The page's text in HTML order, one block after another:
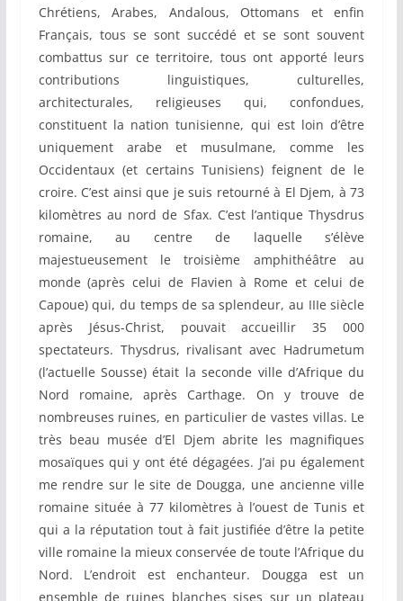
Chrétiens, Arabes, Andalous, Ottomans et enfin
Français, tous se sont succédé et se sont souvent
combattus sur ce territoire, tous ont apporté leurs
contributions linguistiques, culturelles,
architecturales, religieuses qui, confondues,
constituent la nation tunisienne, qui est loin d’être
uniquement arabe et musulmane, comme les
Occidentaux (et certains Tunisiens) feignent de le
croire. C’est ainsi que je suis retourné à El Djem, à 73
kilomètres au nord de Sfax. C’est l’antique Thysdrus
romaine, au centre de laquelle s’élève
majestueusement le troisième amphithéâtre au
monde (après celui de Flavien à Rome et celui de
Capoue) qui, du temps de sa splendeur, au IIIe siècle
après Jésus-Christ, pouvait accueillir 35 000
spectateurs. Thysdrus, rivalisant avec Hadrumetum
(l’actuelle Sousse) était la seconde ville d’Afrique du
Nord romaine, après Carthage. On y trouve de
nombreuses ruines, en particulier de vastes villas. Le
très beau musée d’El Djem abrite les magnifiques
mosaïques qui y ont été dégagées. J’ai pu également
me rendre sur le site de Dougga, une ancienne ville
romaine située à 77 kilomètres à l’ouest de Tunis et
qui a la réputation tout à fait justifiée d’être la petite
ville romaine la mieux conservée de toute l’Afrique du
Nord. L’endroit est enchanteur. Dougga est un
ensemble de ruines blanches sises sur un plateau